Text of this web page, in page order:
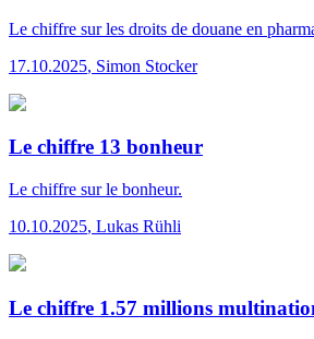
Le chiffre sur les droits de douane en
17.10.2025, Simon Stocker
Le chiffre 13 bonheur
Le chiffre sur le bonheur.
10.10.2025, Lukas Rühli
Le chiffre 1.57 millions